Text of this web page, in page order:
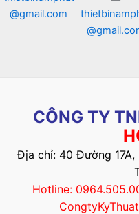
@gmail.com
CÔNG TY
Địa chỉ: 40 Đường 17A,
Hotline: